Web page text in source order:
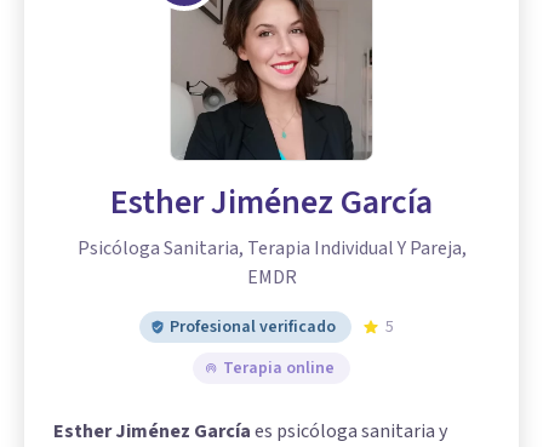
Esther Jiménez García
Psicóloga Sanitaria, Terapia Individual Y Pareja,
EMDR
Profesional verificado
5
Terapia online
Esther Jiménez Garcíaes psicóloga sanitaria y